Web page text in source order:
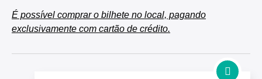
É possível comprar o bilhete no local, pagando
exclusivamente com cartão de crédito.